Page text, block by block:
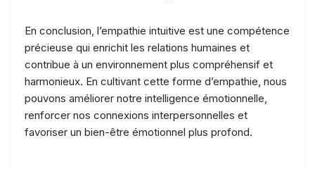
En conclusion, l’empathie intuitive est une compétence
précieuse qui enrichit les relations humaines et
contribue à un environnement plus compréhensif et
harmonieux. En cultivant cette forme d’empathie, nous
pouvons améliorer notre intelligence émotionnelle,
renforcer nos connexions interpersonnelles et
favoriser un bien-être émotionnel plus profond.